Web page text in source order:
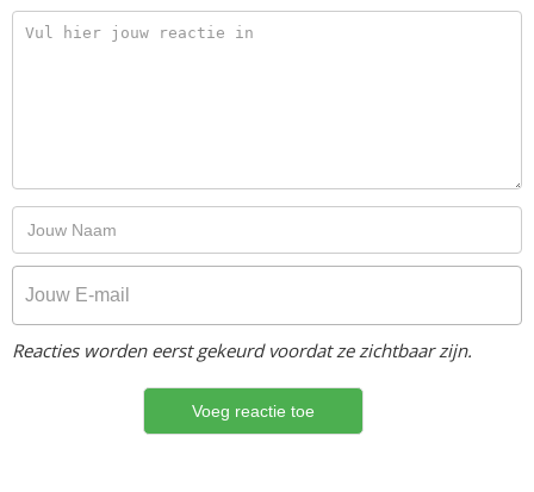
Reacties worden eerst gekeurd voordat ze zichtbaar zijn.